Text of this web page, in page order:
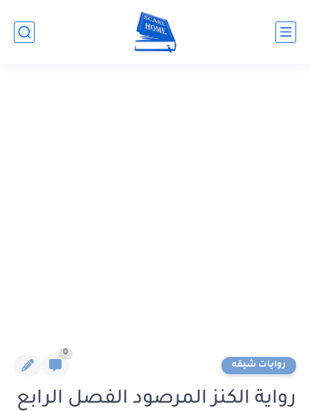
روايات شيقه
0
رواية الكنز المرصود الفصل الرابع